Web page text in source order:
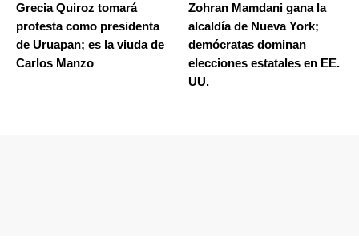
Grecia Quiroz tomará
protesta como presidenta
de Uruapan; es la viuda de
Carlos Manzo
Zohran Mamdani gana la
alcaldía de Nueva York;
demócratas dominan
elecciones estatales en EE.
UU.